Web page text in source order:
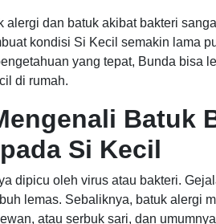
alergi dan batuk akibat bakteri
kondisi Si Kecil semakin lama
yang tepat, Bunda bisa
di rumah.
Batuk
Si Kecil
dipicu oleh virus atau bakteri.
lemas. Sebaliknya, batuk alergi
atau serbuk sari, dan